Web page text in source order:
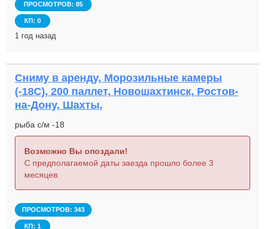
ПРОСМОТРОВ: 85
КП: 0
1 год назад
Сниму в аренду, Морозильные камеры
(-18С), 200 паллет, Новошахтинск, Ростов-
на-Дону, Шахты,
рыба с/м -18
Возможно Вы опоздали!
С предполагаемой даты заезда прошло более 3
месяцев.
ПРОСМОТРОВ: 343
КП: 1